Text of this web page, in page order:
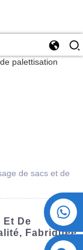
de sacs et de
Et De
Fabriquée